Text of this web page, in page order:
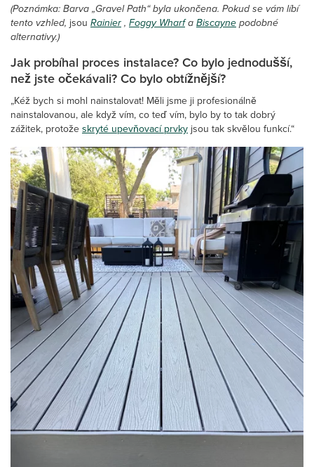
(Poznámka: Barva „Gravel Path“ byla ukončena. Pokud se vám líbí
tento vzhled, jsou Rainier, Foggy WharfaBiscaynepodobné
alternativy.)
Jak probíhal proces instalace? Co bylo jednodušší,
než jste očekávali? Co bylo obtížnější?
„Kéž bych si mohl nainstalovat! Měli jsme ji profesionálně
nainstalovanou, ale když vím, co teď vím, bylo by to tak dobrý
zážitek, protožeskryté upevňovací prvky jsou tak skvělou funkcí.“